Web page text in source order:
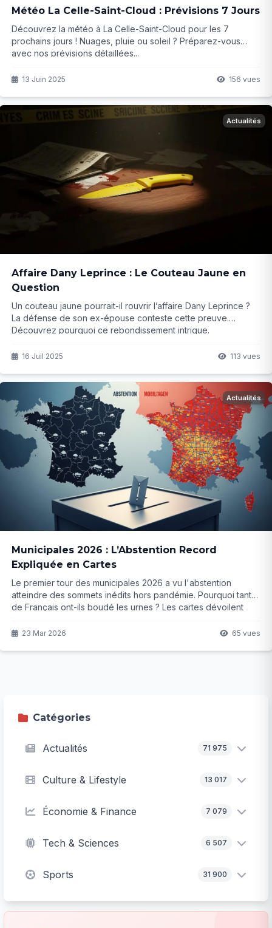
Météo La Celle-Saint-Cloud : Prévisions 7 Jours
Découvrez la météo à La Celle-Saint-Cloud pour les 7
prochains jours ! Nuages, pluie ou soleil ? Préparez-vous
avec nos prévisions détaillées...
13 Juin 2025 156 vues
Actualités
Affaire Dany Leprince : Le Couteau Jaune en
Question
Un couteau jaune pourrait-il rouvrir l’affaire Dany Leprince ?
La défense de son ex-épouse conteste cette preuve.
Découvrez pourquoi ce rebondissement intrigue.
16 Juil 2025 113 vues
Actualités
Municipales 2026 : L’Abstention Record
Expliquée en Cartes
Le premier tour des municipales 2026 a vu l'abstention
atteindre des sommets inédits hors pandémie. Pourquoi tant
de Français ont-ils boudé les urnes ? Les cartes dévoilent
vraie surprise se cache peut-être ailleurs...
23 Mar 2026 65 vues
Catégories
Actualités 71 975
Culture & Lifestyle 13 017
Économie & Finance 7 079
Tech & Sciences 6 507
Sports 31 900